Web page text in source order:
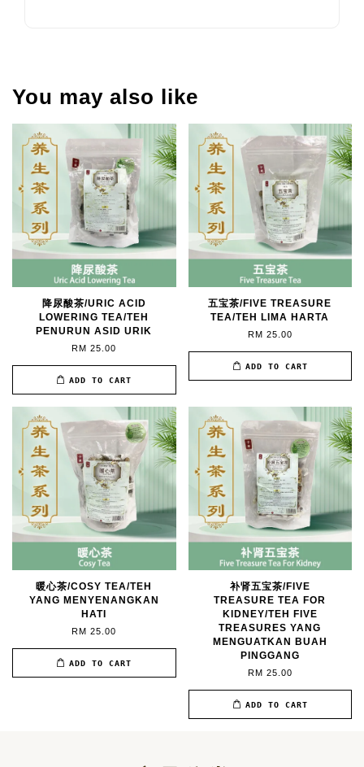
You may also like
降尿酸茶/URIC ACID
LOWERING TEA/TEH
PENURUN ASID URIK
RM 25.00
ADD TO CART
五宝茶/FIVE TREASURE
TEA/TEH LIMA HARTA
RM 25.00
ADD TO CART
暖心茶/COSY TEA/TEH
YANG MENYENANGKAN
HATI
RM 25.00
ADD TO CART
补肾五宝茶/FIVE
TREASURE TEA FOR
KIDNEY/TEH FIVE
TREASURES YANG
MENGUATKAN BUAH
PINGGANG
RM 25.00
ADD TO CART